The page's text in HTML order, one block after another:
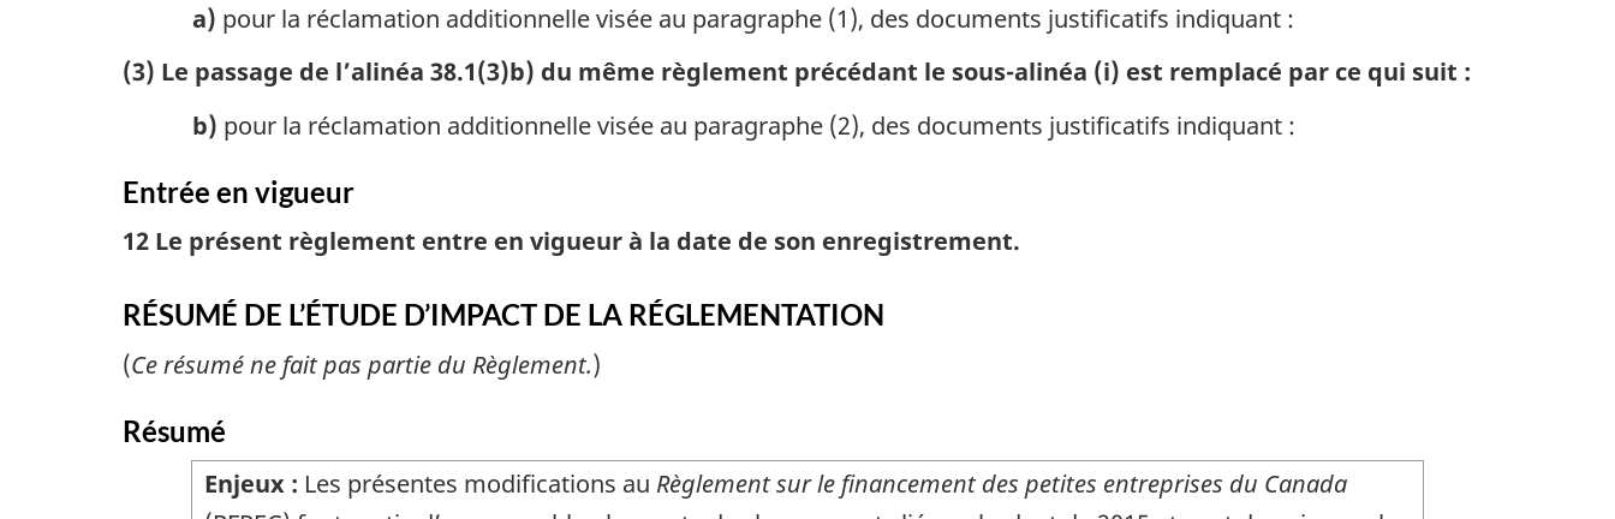
a) pour la réclamation additionnelle visée au paragraphe (1), des documents justificatifs indiquant :
(3) Le passage de l’alinéa 38.1(3)b) du même règlement précédant le sous-alinéa (i) est remplacé par ce qui suit :
b) pour la réclamation additionnelle visée au paragraphe (2), des documents justificatifs indiquant :
Entrée en vigueur
12 Le présent règlement entre en vigueur à la date de son enregistrement.
RÉSUMÉ DE L’ÉTUDE D’IMPACT DE LA RÉGLEMENTATION
(Ce résumé ne fait pas partie du Règlement.)
Résumé
Enjeux : Les présentes modifications au Règlement sur le financement des petites entreprises du Canada